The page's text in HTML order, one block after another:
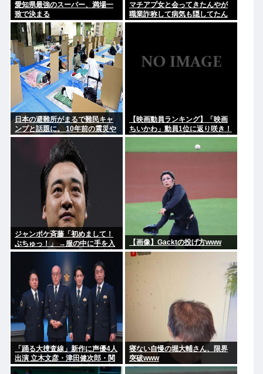
愛知県最強のスーパー、満場一
致で決まる
マチアプ女と会ってきたんやが
職業詐称して病気も隠してたん
やが
日本の避難所がまるで難民キャ
ンプと話題に。 10年前の震災や
能登自身の頃から指摘されてた
のになぜ改善されないのか？
【映画動員ランキング】「映画
ちいかわ」動員1位に返り咲き！
「ミニオンズ」「あの星」「ブ
ルーロック」もランクイン
ジャンポケ斉藤「初めまして！
ぶちゅっ！」 →服の中に手を入
れ胸を揉み始める。 これ異常者
【画像】Gacktの投げ方www
「踊る大捜査線」新作に声優4人
出演 立木文彦・津田健次郎・関
智一・野島健児ら警察庁の最高
寝ない自慢の堀大輔さん、限界
突破www